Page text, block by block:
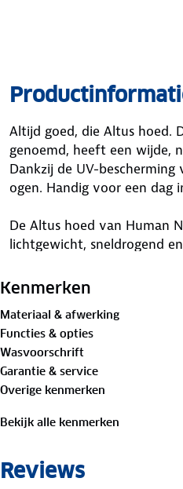
Altijd goed, die Altus hoed.
genoemd, heeft een wijde,
Dankzij de UV-
ogen. Handig voor een dag
De Altus hoed van Human
lichtgewicht, sneldrogend
kinkoord met stopper zorgt
Materiaal:
Buitenstof: 100% polyamide
Kenmerken
Materiaal & afwerking
Functies & opties
Wasvoorschrift
Garantie & service
Overige kenmerken
Bekijk alle kenmerken
Reviews